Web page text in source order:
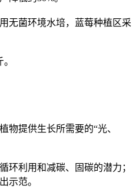
无菌环境水培，蓝莓种植区采
提供生长所需要的“光、
利用和减碳、固碳的潜力；
示范。